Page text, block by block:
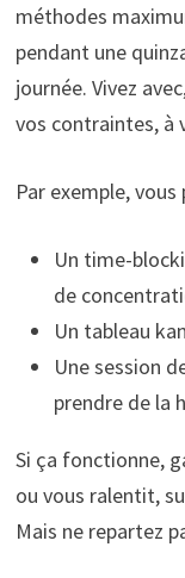
méthodes
pendant une
journée. Vivez
vos contraintes, à
Par exemple,
Un time-
de
Un tableau
Une session
prendre de la
Si ça fonctionne,
ou vous ralentit,
Mais ne repartez